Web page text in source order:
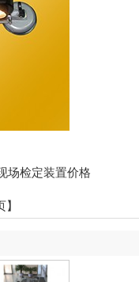
场检定装置价格